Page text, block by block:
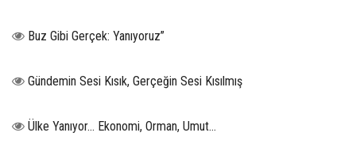
Buz Gibi Gerçek: Yanıyoruz”
Gündemin Sesi Kısık, Gerçeğin Sesi Kısılmış
Ülke Yanıyor… Ekonomi, Orman, Umut…